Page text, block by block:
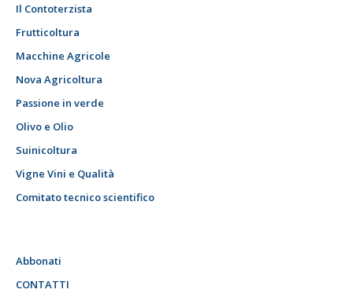
Il Contoterzista
Frutticoltura
Macchine Agricole
Nova Agricoltura
Passione in verde
Olivo e Olio
Suinicoltura
Vigne Vini e Qualità
Comitato tecnico scientifico
Abbonati
CONTATTI